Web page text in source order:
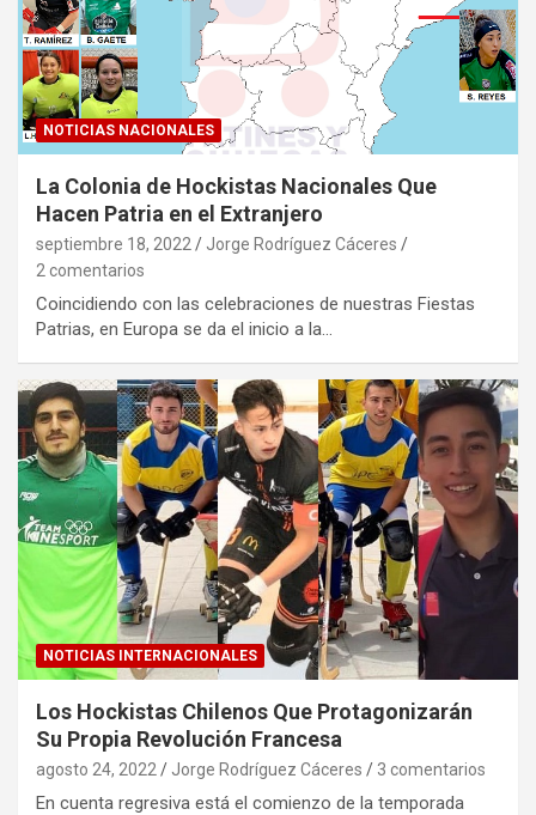
NOTICIAS NACIONALES
La Colonia de Hockistas Nacionales Que
Hacen Patria en el Extranjero
septiembre 18, 2022
Jorge Rodríguez Cáceres
2 comentarios
Coincidiendo con las celebraciones de nuestras Fiestas
Patrias, en Europa se da el inicio a la…
NOTICIAS INTERNACIONALES
Los Hockistas Chilenos Que Protagonizarán
Su Propia Revolución Francesa
agosto 24, 2022 Jorge Rodríguez Cáceres 3 comentarios
En cuenta regresiva está el comienzo de la temporada